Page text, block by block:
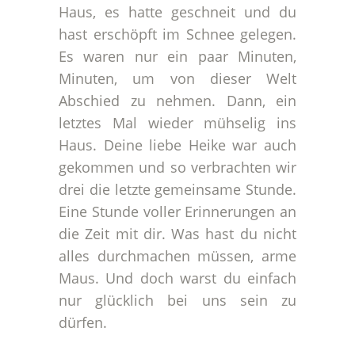
Haus, es hatte geschneit und du
hast erschöpft im Schnee gelegen.
Es waren nur ein paar Minuten,
Minuten, um von dieser Welt
Abschied zu nehmen. Dann, ein
letztes Mal wieder mühselig ins
Haus. Deine liebe Heike war auch
gekommen und so verbrachten wir
drei die letzte gemeinsame Stunde.
Eine Stunde voller Erinnerungen an
die Zeit mit dir. Was hast du nicht
alles durchmachen müssen, arme
Maus. Und doch warst du einfach
nur glücklich bei uns sein zu
dürfen.